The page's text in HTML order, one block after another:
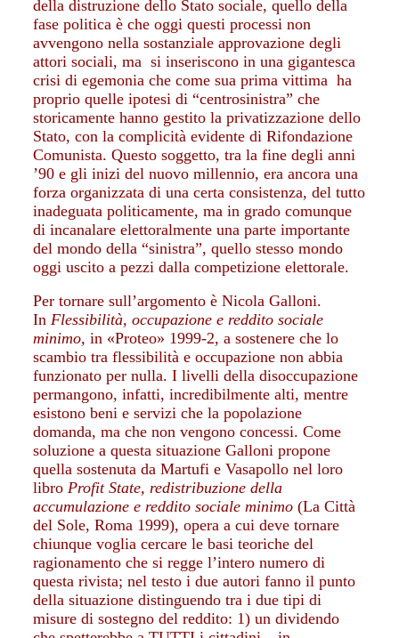
della distruzione dello Stato sociale, quello della
fase politica è che oggi questi processi non
avvengono nella sostanziale approvazione degli
attori sociali, ma si inseriscono in una gigantesca
crisi di egemonia che come sua prima vittima ha
proprio quelle ipotesi di “centrosinistra” che
storicamente hanno gestito la privatizzazione dello
Stato, con la complicità evidente di Rifondazione
Comunista. Questo soggetto, tra la fine degli anni
’90 e gli inizi del nuovo millennio, era ancora una
forza organizzata di una certa consistenza, del tutto
inadeguata politicamente, ma in grado comunque
di incanalare elettoralmente una parte importante
del mondo della “sinistra”, quello stesso mondo
oggi uscito a pezzi dalla competizione elettorale.
Per tornare sull’argomento è Nicola Galloni.
In Flessibilità, occupazione e reddito sociale
minimo,in «Proteo» 1999-2, a sostenere che lo
scambio tra flessibilità e occupazione non abbia
funzionato per nulla. I livelli della disoccupazione
permangono, infatti, incredibilmente alti, mentre
esistono beni e servizi che la popolazione
domanda, ma che non vengono concessi. Come
soluzione a questa situazione Galloni propone
quella sostenuta da Martufi e Vasapollo nel loro
libro Profit State, redistribuzione della
accumulazione e reddito sociale minimo (La Città
del Sole, Roma 1999), opera a cui deve tornare
chiunque voglia cercare le basi teoriche del
ragionamento che si regge l’intero numero di
questa rivista; nel testo i due autori fanno il punto
della situazione distinguendo tra i due tipi di
misure di sostegno del reddito: 1) un dividendo